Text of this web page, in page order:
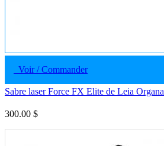
Voir / Commander
Sabre laser Force FX Elite de Leia Organa
300.00 $